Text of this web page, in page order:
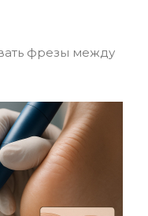
фрезы между